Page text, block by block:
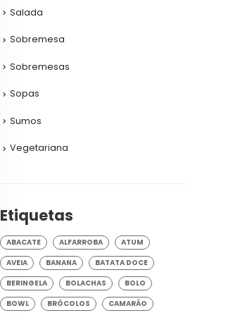
Salada
Sobremesa
Sobremesas
Sopas
Sumos
Vegetariana
Etiquetas
ABACATE ALFARROBA
ATUM
AVEIA
BANANA
BATATA DOCE
BERINGELA
BOLACHAS
BOLO
BOWL
BRÓCOLOS
CAMARÃO